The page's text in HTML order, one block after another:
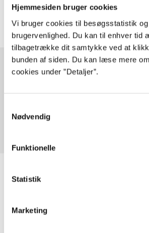
Hjemmesiden bruger cookies
Vi bruger cookies til besøgsstatistik
brugervenlighed. Du kan til enhver tid
tilbagetrække dit samtykke ved at
bunden af siden. Du kan læse mere
cookies under ”Detaljer”.
Nødvendig
Funktionelle
Statistik
Marketing
Alle registrerede artikler fordelt på